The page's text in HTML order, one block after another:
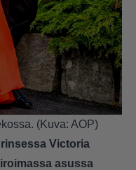
(Kuva: AOP)
Victoria
asussa